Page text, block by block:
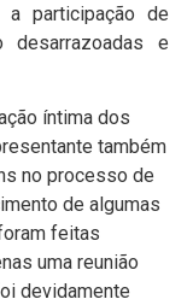
a participação de
desarrazoadas e
íntima dos
também
no processo de
de algumas
feitas
uma reunião
devidamente